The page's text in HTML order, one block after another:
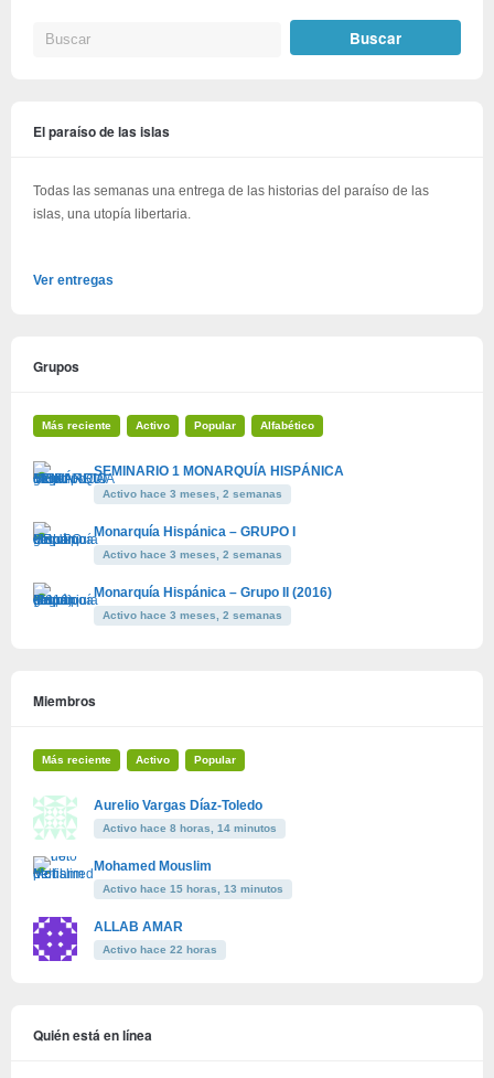
El paraíso de las islas
Todas las semanas una entrega de las historias del paraíso de las
islas, una utopía libertaria.
Ver entregas
Grupos
Más reciente Activo Popular Alfabético
SEMINARIO 1 MONARQUÍA HISPÁNICA
Activo hace 3 meses, 2 semanas
Monarquía Hispánica – GRUPO I
Activo hace 3 meses, 2 semanas
Monarquía Hispánica – Grupo II (2016)
Activo hace 3 meses, 2 semanas
Miembros
Más reciente Activo Popular
Aurelio Vargas Díaz-Toledo
Activo hace 8 horas, 14 minutos
Mohamed Mouslim
Activo hace 15 horas, 13 minutos
ALLAB AMAR
Activo hace 22 horas
Quién está en línea